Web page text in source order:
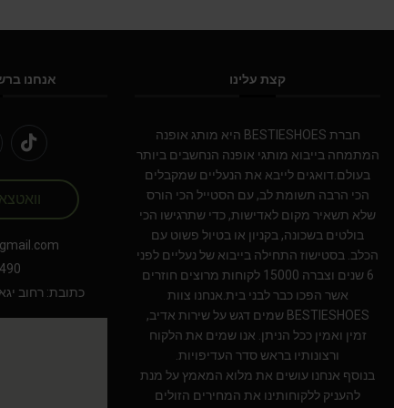
קצת עלינו
חברת BESTIESHOES היא מותג אופנה
המתמחה בייבוא מותגי אופנה הנחשבים ביותר
בעולם.דואגים לייבא את הנעליים שמקבלים
הכי הרבה תשומת לב, עם הסטייל הכי הורס
שלא תשאיר מקום לאדישות, כדי שתרגישו הכי
בולטים בשכונה, בקניון או בטיול פשוט עם
הכלב. בסטישוז התחילה בייבוא של נעליים לפני
6 שנים וצברה 15000 לקוחות מרוצים חוזרים
אשר הפכו כבר לבני בית.אנחנו צוות
BESTIESHOES שמים דגש על שירות אדיב,
זמין ואמין ככל הניתן. אנו שמים את הלקוח
ורצונותיו בראש סדר העדיפויות.
בנוסף אנחנו עושים את מלוא המאמץ על מנת
להעניק ללקוחותינו את המחירים הזולים
אנחנו
כתובת: רחוב יגאל אלון 94